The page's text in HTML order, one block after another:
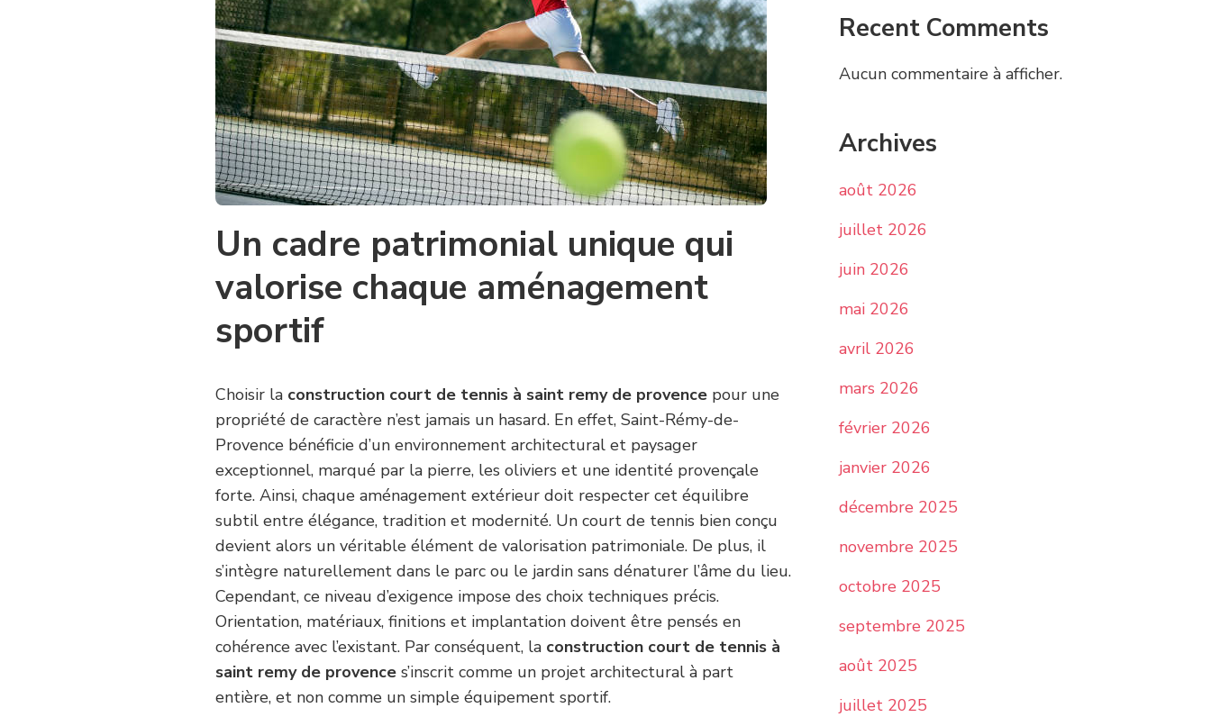
Un cadre patrimonial unique qui
valorise chaque aménagement
sportif
Choisir la construction court de tennis à saint remy de provence pour une
propriété de caractère n’est jamais un hasard. En effet, Saint-Rémy-de-
Provence bénéficie d’un environnement architectural et paysager
exceptionnel, marqué par la pierre, les oliviers et une identité provençale
forte. Ainsi, chaque aménagement extérieur doit respecter cet équilibre
subtil entre élégance, tradition et modernité. Un court de tennis bien conçu
devient alors un véritable élément de valorisation patrimoniale. De plus, il
s’intègre naturellement dans le parc ou le jardin sans dénaturer l’âme du lieu.
Cependant, ce niveau d’exigence impose des choix techniques précis.
Orientation, matériaux, finitions et implantation doivent être pensés en
cohérence avec l’existant. Par conséquent, la construction court de tennis à
saint remy de provence s’inscrit comme un projet architectural à part
entière, et non comme un simple équipement sportif.
Recent Comments
Aucun commentaire à afficher.
Archives
août 2026
juillet 2026
juin 2026
mai 2026
avril 2026
mars 2026
février 2026
janvier 2026
décembre 2025
novembre 2025
octobre 2025
septembre 2025
août 2025
juillet 2025